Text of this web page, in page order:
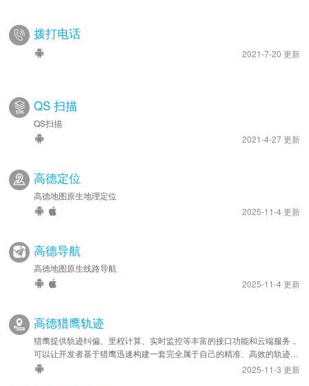
拨打电话
2021-7-20 更新
QS 扫描
QS扫描
2021-4-27 更新
高德定位
高德地图原生地理定位
2025-11-4 更新
高德导航
高德地图原生线路导航
2025-11-4 更新
高德猎鹰轨迹
猎鹰提供轨迹纠偏、里程计算、实时监控等丰富的接口功能和云端服务，
可以让开发者基于猎鹰迅速构建一套完全属于自己的精准、高效的轨迹管
理系统，应用于车队管理、人员管理等领域。
2025-11-3 更新